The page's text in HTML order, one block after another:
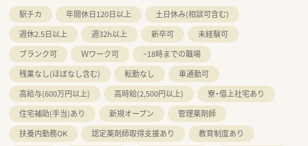
駅チカ 年間休日120日以上
土日休み(相談可含む)
週休2.5日以上
週32h以上 新卒可
未経験可
ブランク可
Ｗワーク可
~18時までの職場
残業なし(ほぼなし含む)
転勤なし
車通勤可
高給与(600万円以上)
高時給(2,500円以上)
寮・借上社宅あり
住宅補助(手当)あり
新規オープン
管理薬剤師
扶養内勤務OK
認定薬剤師取得支援あり
教育制度あり